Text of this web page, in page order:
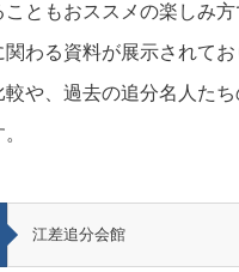
こともおススメの楽しみ
関わる資料が展示されて
較や、過去の追分名人た
江差追分会館